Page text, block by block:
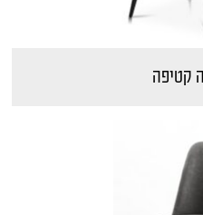
קטיפה